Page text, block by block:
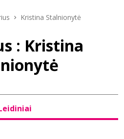
Kristina Stalnionytė
: Kristina